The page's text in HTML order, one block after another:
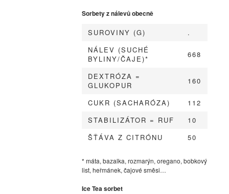
Sorbety z nálevů obecně
SUROVINY (G)
.
NÁLEV (SUCHÉ
BYLINY/ČAJE)*
668
DEXTRÓZA =
GLUKOPUR
160
CUKR (SACHARÓZA)
112
STABILIZÁTOR = RUF
10
ŠŤÁVA Z CITRÓNU
50
* máta, bazalka, rozmarýn, oregano, bobkový
list, heřmánek, čajové směsi…
Ice Tea sorbet